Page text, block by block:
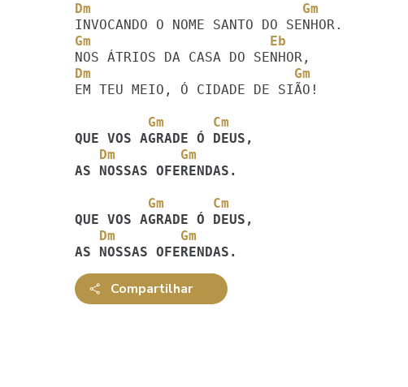
Dm                          Gm
Gm                      Eb
Dm                         Gm
EM TEU MEIO, Ó CIDADE DE SIÃO!
         Gm      Cm
   Dm        Gm
AS NOSSAS OFERENDAS.
         Gm      Cm
   Dm        Gm
AS NOSSAS OFERENDAS.
Compartilhar